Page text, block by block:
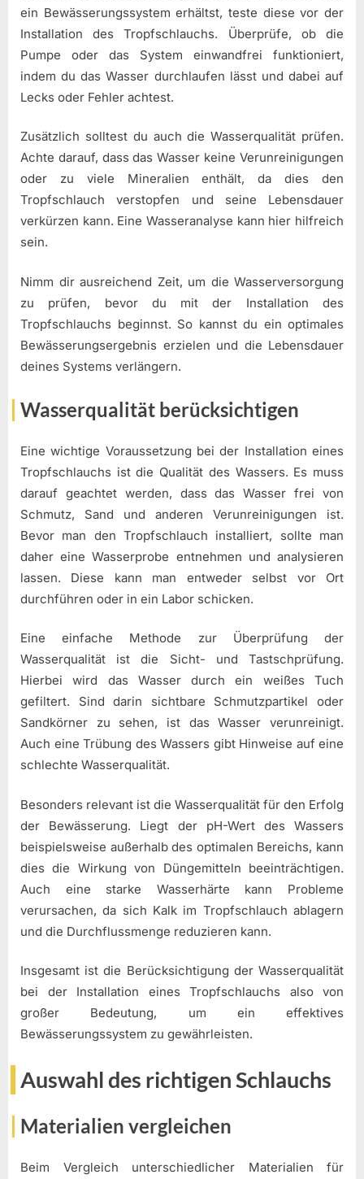
ein Bewässerungssystem erhältst, teste diese vor der
Installation des Tropfschlauchs. Überprüfe, ob die
Pumpe oder das System einwandfrei funktioniert,
indem du das Wasser durchlaufen lässt und dabei auf
Lecks oder Fehler achtest.
Zusätzlich solltest du auch die Wasserqualität prüfen.
Achte darauf, dass das Wasser keine Verunreinigungen
oder zu viele Mineralien enthält, da dies den
Tropfschlauch verstopfen und seine Lebensdauer
verkürzen kann. Eine Wasseranalyse kann hier hilfreich
sein.
Nimm dir ausreichend Zeit, um die Wasserversorgung
zu prüfen, bevor du mit der Installation des
Tropfschlauchs beginnst. So kannst du ein optimales
Bewässerungsergebnis erzielen und die Lebensdauer
deines Systems verlängern.
Wasserqualität berücksichtigen
Eine wichtige Voraussetzung bei der Installation eines
Tropfschlauchs ist die Qualität des Wassers. Es muss
darauf geachtet werden, dass das Wasser frei von
Schmutz, Sand und anderen Verunreinigungen ist.
Bevor man den Tropfschlauch installiert, sollte man
daher eine Wasserprobe entnehmen und analysieren
lassen. Diese kann man entweder selbst vor Ort
durchführen oder in ein Labor schicken.
Eine einfache Methode zur Überprüfung der
Wasserqualität ist die Sicht- und Tastschprüfung.
Hierbei wird das Wasser durch ein weißes Tuch
gefiltert. Sind darin sichtbare Schmutzpartikel oder
Sandkörner zu sehen, ist das Wasser verunreinigt.
Auch eine Trübung des Wassers gibt Hinweise auf eine
schlechte Wasserqualität.
Besonders relevant ist die Wasserqualität für den Erfolg
der Bewässerung. Liegt der pH-Wert des Wassers
beispielsweise außerhalb des optimalen Bereichs, kann
dies die Wirkung von Düngemitteln beeinträchtigen.
Auch eine starke Wasserhärte kann Probleme
verursachen, da sich Kalk im Tropfschlauch ablagern
und die Durchflussmenge reduzieren kann.
Insgesamt ist die Berücksichtigung der Wasserqualität
bei der Installation eines Tropfschlauchs also von
großer Bedeutung, um ein effektives
Bewässerungssystem zu gewährleisten.
Auswahl des richtigen Schlauchs
Materialien vergleichen
Beim Vergleich unterschiedlicher Materialien für